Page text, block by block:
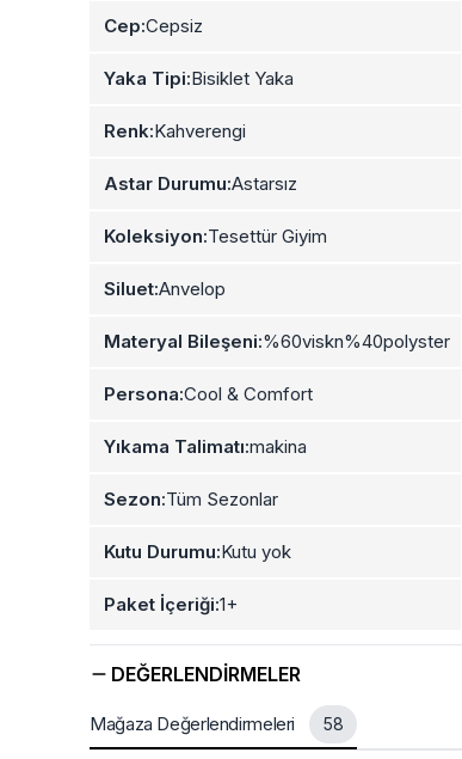
Cep:Cepsiz
Yaka Tipi:Bisiklet Yaka
Renk:Kahverengi
Astar Durumu:Astarsız
Koleksiyon:Tesettür Giyim
Siluet:Anvelop
Materyal Bileşeni:%60viskn%40polyster
Persona:Cool & Comfort
Yıkama Talimatı:makina
Sezon:Tüm Sezonlar
Kutu Durumu:Kutu yok
Paket İçeriği:1+
DEĞERLENDIRMELER
Mağaza Değerlendirmeleri 58